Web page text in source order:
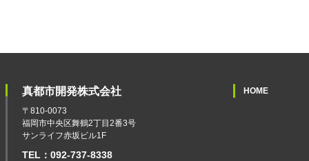
真都市開発株式会社
〒810-0073
福岡市中央区舞鶴2丁目2番3号
サンライフ赤坂ビル1F
TEL：092-737-8338
HOME